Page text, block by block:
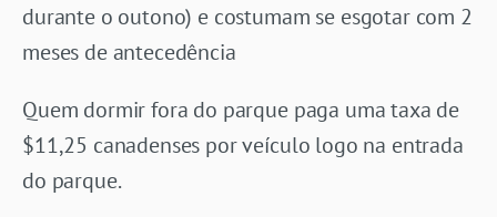
durante o outono) e costumam se esgotar com 2
meses de antecedência
Quem dormir fora do parque paga uma taxa de
$11,25 canadenses por veículo logo na entrada
do parque.